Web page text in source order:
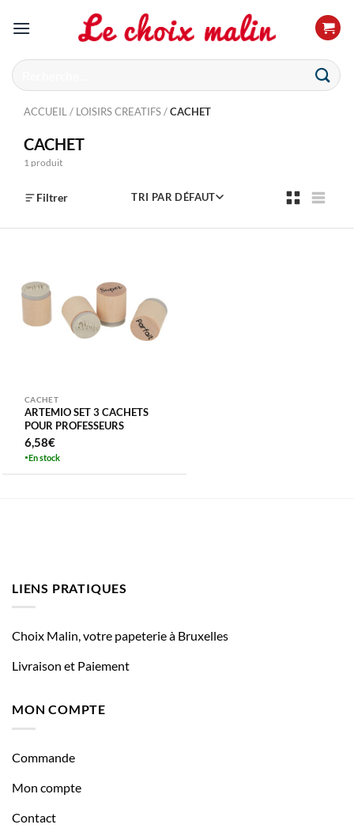
Recherche
pour :
ACCUEIL / LOISIRS CREATIFS/CACHET
CACHET
1 produit
Filtrer TRI PAR DÉFAUT
CACHET
ARTEMIO SET 3 CACHETS
POUR PROFESSEURS
6,58€
En stock
LIENS PRATIQUES
Choix Malin, votre papeterie à Bruxelles
Livraison et Paiement
MON COMPTE
Commande
Mon compte
Contact